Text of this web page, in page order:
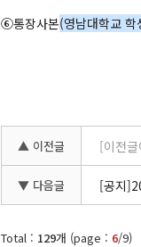
⑥통장사본(영남대학교
▲ 이전글 [이전
▼ 다음글 [공지
Total : 129개 (page : 6/9)